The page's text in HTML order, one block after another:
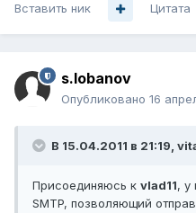
Вставить ник Цитата
s.lobanov
Опубликовано 16
В 15.04.2011 в 21:19,
Присоединяюсь к vlad11, у
SMTP, позволяющий